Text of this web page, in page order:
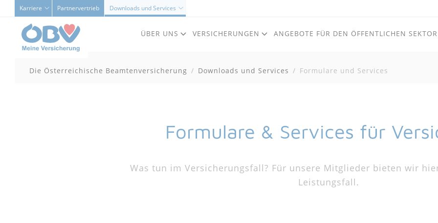
Zum Inhalt
Zum Footer
Karriere Partnervertrieb Downloads und Services
ÜBER UNS VERSICHERUNGEN ANGEBOTE FÜR DEN ÖFFENTLICHEN SEKTOR
Die Österreichische Beamtenversicherung Downloads und Services Formulare und Services
Formulare & Services für
Was tun im Versicherungsfall? Für unsere Mitglieder bieten wir
Leistungsfall.